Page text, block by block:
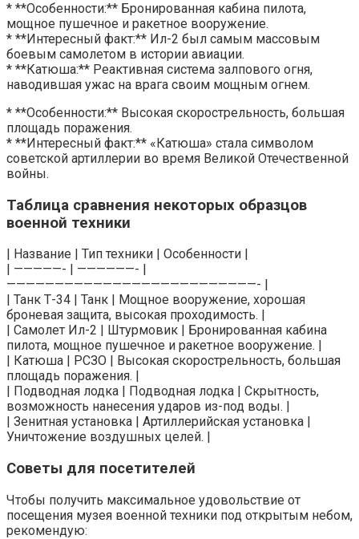
* **Особенности:** Бронированная кабина пилота,
мощное пушечное и ракетное вооружение.
* **Интересный факт:** Ил-2 был самым массовым
боевым самолетом в истории авиации.
* **Катюша:** Реактивная система залпового огня,
наводившая ужас на врага своим мощным огнем.
* **Особенности:** Высокая скорострельность, большая
площадь поражения.
* **Интересный факт:** «Катюша» стала символом
советской артиллерии во время Великой Отечественной
войны.
Таблица сравнения некоторых образцов
военной техники
| Название | Тип техники | Особенности |
| —————- | ——————- |
——————————————————————————- |
| Танк Т-34 | Танк | Мощное вооружение, хорошая
броневая защита, высокая проходимость. |
| Самолет Ил-2 | Штурмовик | Бронированная кабина
пилота, мощное пушечное и ракетное вооружение. |
| Катюша | РСЗО | Высокая скорострельность, большая
площадь поражения. |
| Подводная лодка | Подводная лодка | Скрытность,
возможность нанесения ударов из-под воды. |
| Зенитная установка | Артиллерийская установка |
Уничтожение воздушных целей. |
Советы для посетителей
Чтобы получить максимальное удовольствие от
посещения музея военной техники под открытым небом,
рекомендую: